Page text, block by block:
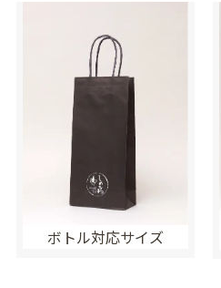
ボトル対応サイズ